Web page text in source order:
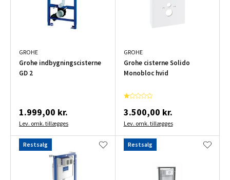
GROHE
Grohe indbygningscisterne
GD 2
1.999,00 kr.
Lev. omk. tillægges
GROHE
Grohe cisterne Solido
Monobloc hvid
3.500,00 kr.
Lev. omk. tillægges
Restsalg Restsalg